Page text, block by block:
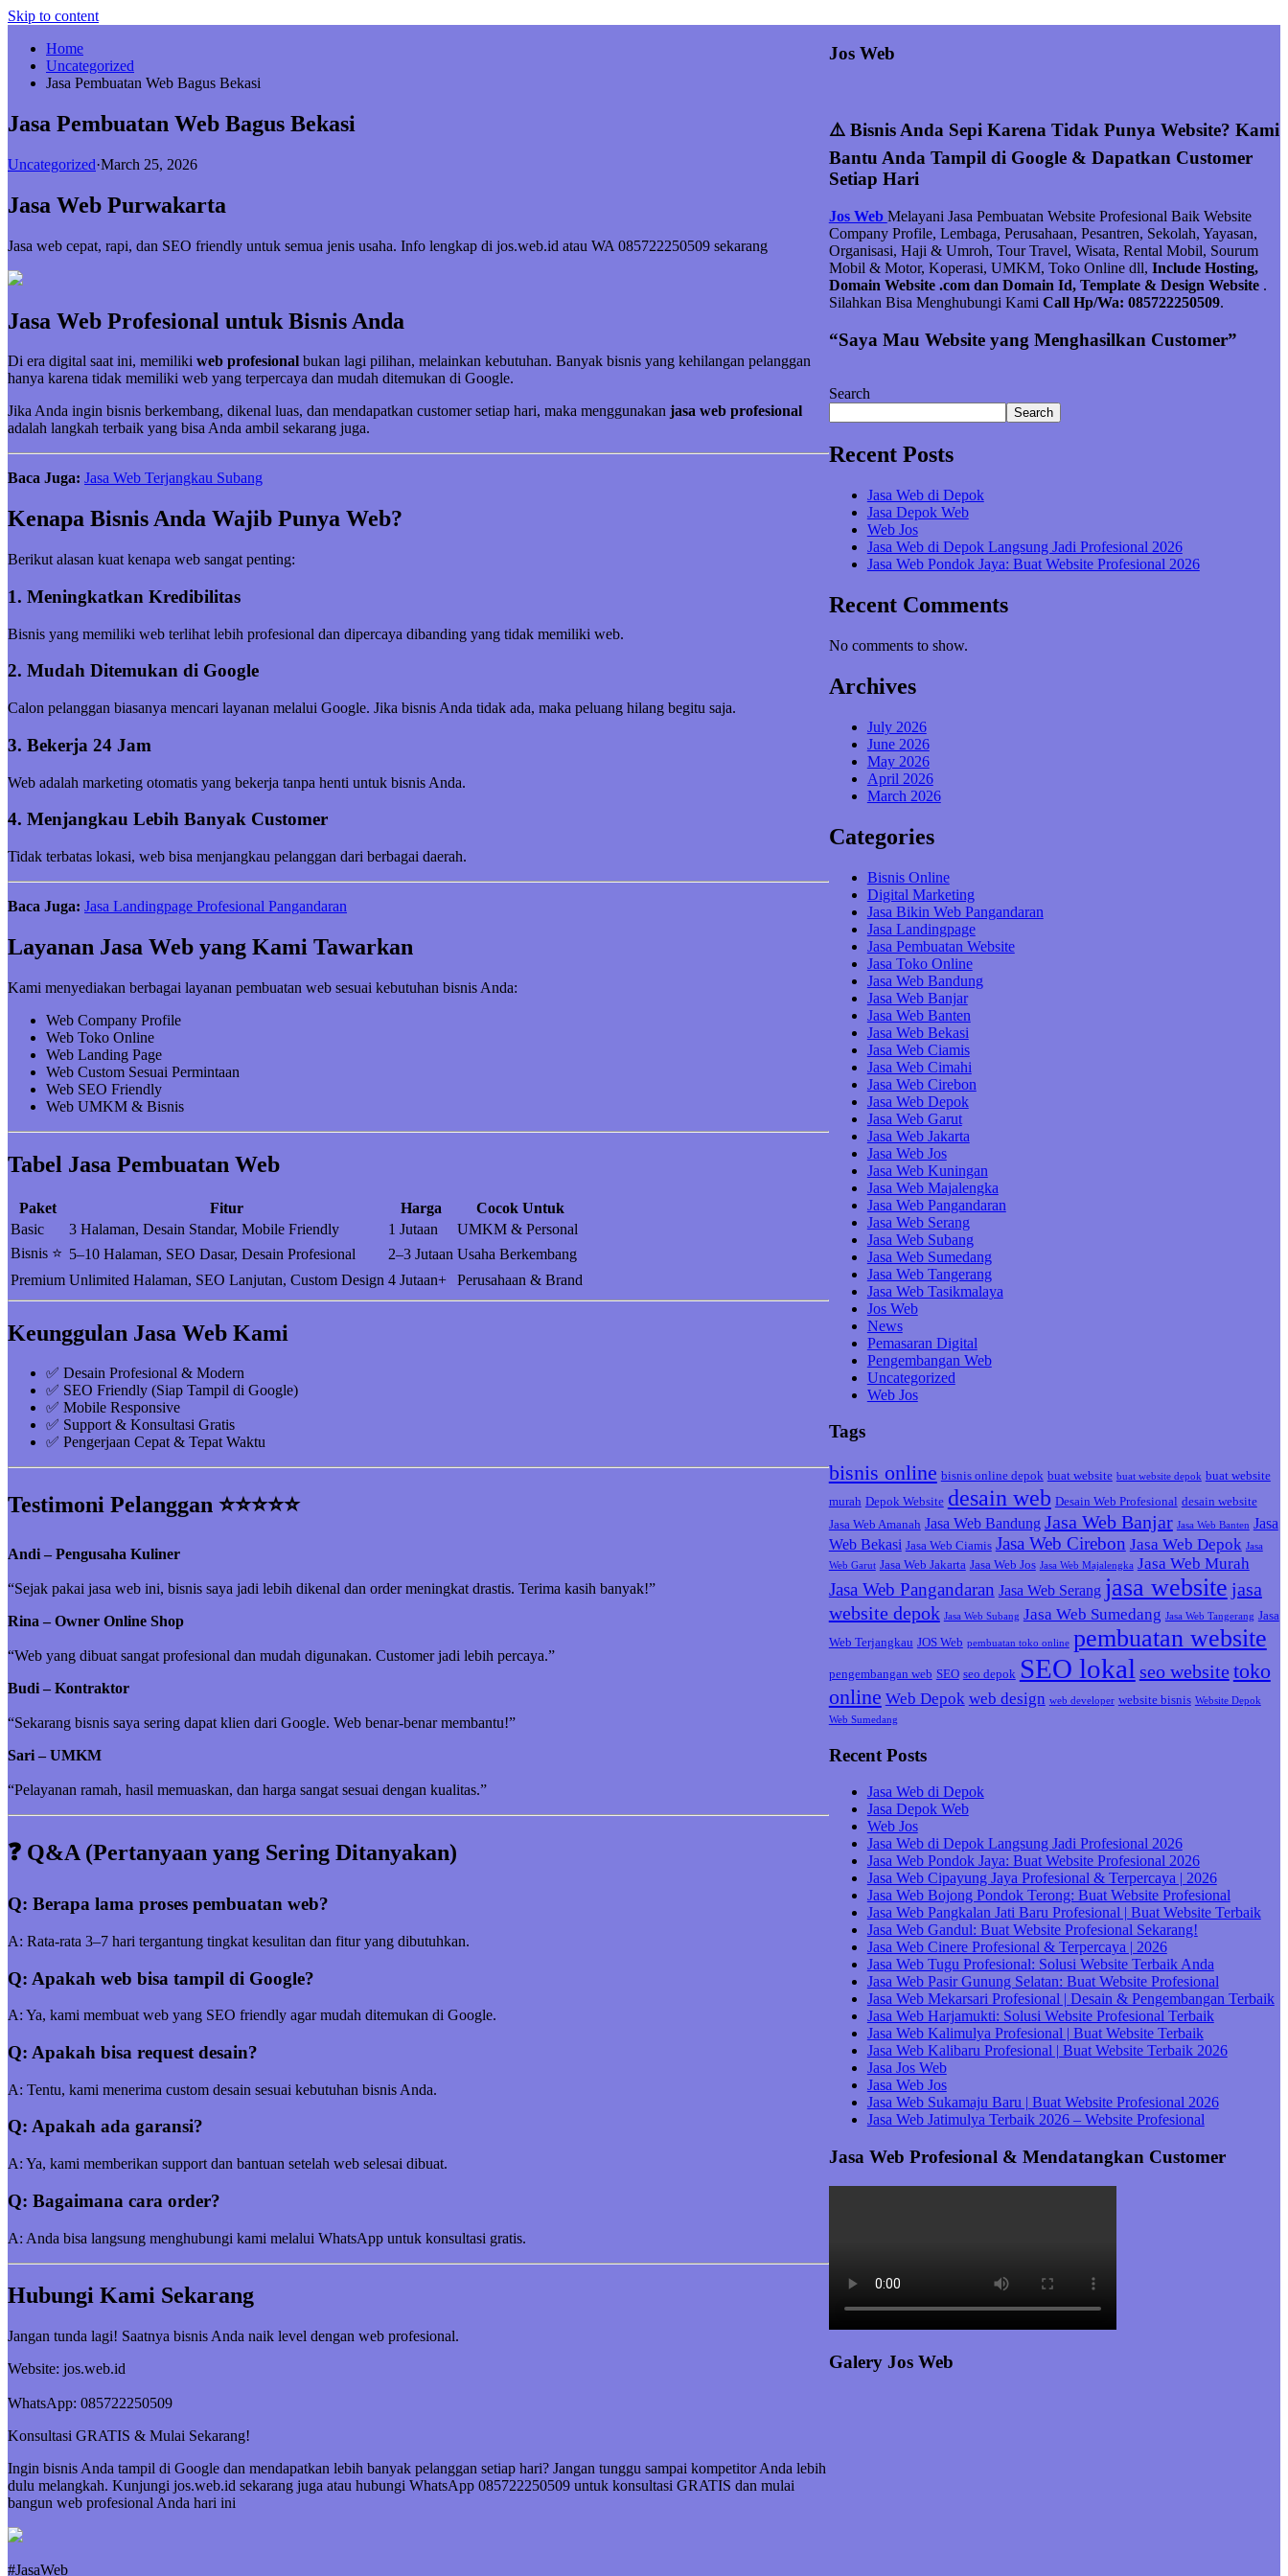
Skip to content
Home
Uncategorized
Jasa Pembuatan Web Bagus Bekasi
Jasa Pembuatan Web Bagus Bekasi
Uncategorized·March 25, 2026
Jasa Web Purwakarta
Jasa web cepat, rapi, dan SEO friendly untuk semua jenis usaha. Info lengkap di jos.web.id atau WA 085722250509 sekarang
Jasa Web Profesional untuk Bisnis Anda
Di era digital saat ini, memiliki web profesional bukan lagi pilihan, melainkan kebutuhan. Banyak bisnis yang kehilangan pelanggan
hanya karena tidak memiliki web yang terpercaya dan mudah ditemukan di Google.
Jika Anda ingin bisnis berkembang, dikenal luas, dan mendapatkan customer setiap hari, maka menggunakan jasa web profesional
adalah langkah terbaik yang bisa Anda ambil sekarang juga.
Baca Juga: Jasa Web Terjangkau Subang
Kenapa Bisnis Anda Wajib Punya Web?
Berikut alasan kuat kenapa web sangat penting:
1. Meningkatkan Kredibilitas
Bisnis yang memiliki web terlihat lebih profesional dan dipercaya dibanding yang tidak memiliki web.
2. Mudah Ditemukan di Google
Calon pelanggan biasanya mencari layanan melalui Google. Jika bisnis Anda tidak ada, maka peluang hilang begitu saja.
3. Bekerja 24 Jam
Web adalah marketing otomatis yang bekerja tanpa henti untuk bisnis Anda.
4. Menjangkau Lebih Banyak Customer
Tidak terbatas lokasi, web bisa menjangkau pelanggan dari berbagai daerah.
Baca Juga: Jasa Landingpage Profesional Pangandaran
Layanan Jasa Web yang Kami Tawarkan
Kami menyediakan berbagai layanan pembuatan web sesuai kebutuhan bisnis Anda:
Web Company Profile
Web Toko Online
Web Landing Page
Web Custom Sesuai Permintaan
Web SEO Friendly
Web UMKM & Bisnis
Tabel Jasa Pembuatan Web
Paket Fitur Harga
Cocok Untuk
Basic
3 Halaman, Desain Standar, Mobile Friendly 1 Jutaan
UMKM & Personal
Bisnis ⭐ 5–10 Halaman, SEO Dasar, Desain Profesional 2–3 Jutaan Usaha Berkembang
Premium Unlimited Halaman, SEO Lanjutan, Custom Design 4 Jutaan+ Perusahaan & Brand
Keunggulan Jasa Web Kami
✅ Desain Profesional & Modern
✅ SEO Friendly (Siap Tampil di Google)
✅ Mobile Responsive
✅ Support & Konsultasi Gratis
✅ Pengerjaan Cepat & Tepat Waktu
Testimoni Pelanggan ⭐⭐⭐⭐⭐
Andi – Pengusaha Kuliner
“Sejak pakai jasa web ini, bisnis saya jadi lebih dikenal dan order meningkat drastis. Terima kasih banyak!”
Rina – Owner Online Shop
“Web yang dibuat sangat profesional dan mudah digunakan. Customer jadi lebih percaya.”
Budi – Kontraktor
“Sekarang bisnis saya sering dapat klien dari Google. Web benar-benar membantu!”
Sari – UMKM
“Pelayanan ramah, hasil memuaskan, dan harga sangat sesuai dengan kualitas.”
❓ Q&A (Pertanyaan yang Sering Ditanyakan)
Q: Berapa lama proses pembuatan web?
A: Rata-rata 3–7 hari tergantung tingkat kesulitan dan fitur yang dibutuhkan.
Q: Apakah web bisa tampil di Google?
A: Ya, kami membuat web yang SEO friendly agar mudah ditemukan di Google.
Q: Apakah bisa request desain?
A: Tentu, kami menerima custom desain sesuai kebutuhan bisnis Anda.
Q: Apakah ada garansi?
A: Ya, kami memberikan support dan bantuan setelah web selesai dibuat.
Q: Bagaimana cara order?
A: Anda bisa langsung menghubungi kami melalui WhatsApp untuk konsultasi gratis.
Hubungi Kami Sekarang
Jangan tunda lagi! Saatnya bisnis Anda naik level dengan web profesional.
Website: jos.web.id
WhatsApp: 085722250509
Konsultasi GRATIS & Mulai Sekarang!
Ingin bisnis Anda tampil di Google dan mendapatkan lebih banyak pelanggan setiap hari? Jangan tunggu sampai kompetitor Anda lebih
dulu melangkah. Kunjungi jos.web.id sekarang juga atau hubungi WhatsApp 085722250509 untuk konsultasi GRATIS dan mulai
bangun web profesional Anda hari ini
#JasaWeb
Jos Web
⚠️ Bisnis Anda Sepi Karena Tidak Punya Website? Kami
Bantu Anda Tampil di Google & Dapatkan Customer
Setiap Hari
Jos Web Melayani Jasa Pembuatan Website Profesional Baik Website
Company Profile, Lembaga, Perusahaan, Pesantren, Sekolah, Yayasan,
Organisasi, Haji & Umroh, Tour Travel, Wisata, Rental Mobil, Sourum
Mobil & Motor, Koperasi, UMKM, Toko Online dll, Include Hosting,
Domain Website .com dan Domain Id, Template & Design Website .
Silahkan Bisa Menghubungi Kami Call Hp/Wa: 085722250509.
“Saya Mau Website yang Menghasilkan Customer”
Search
Search
Recent Posts
Jasa Web di Depok
Jasa Depok Web
Web Jos
Jasa Web di Depok Langsung Jadi Profesional 2026
Jasa Web Pondok Jaya: Buat Website Profesional 2026
Recent Comments
No comments to show.
Archives
July 2026
June 2026
May 2026
April 2026
March 2026
Categories
Bisnis Online
Digital Marketing
Jasa Bikin Web Pangandaran
Jasa Landingpage
Jasa Pembuatan Website
Jasa Toko Online
Jasa Web Bandung
Jasa Web Banjar
Jasa Web Banten
Jasa Web Bekasi
Jasa Web Ciamis
Jasa Web Cimahi
Jasa Web Cirebon
Jasa Web Depok
Jasa Web Garut
Jasa Web Jakarta
Jasa Web Jos
Jasa Web Kuningan
Jasa Web Majalengka
Jasa Web Pangandaran
Jasa Web Serang
Jasa Web Subang
Jasa Web Sumedang
Jasa Web Tangerang
Jasa Web Tasikmalaya
Jos Web
News
Pemasaran Digital
Pengembangan Web
Uncategorized
Web Jos
Tags
bisnis online bisnis online depok buat website buat website depok buat website
murah Depok Website desain web Desain Web Profesional desain website
Jasa Web Amanah Jasa Web Bandung Jasa Web Banjar Jasa Web Banten Jasa
Web Bekasi Jasa Web Ciamis Jasa Web Cirebon Jasa Web Depok Jasa
Web Garut Jasa Web Jakarta Jasa Web Jos Jasa Web Majalengka Jasa Web Murah
Jasa Web Pangandaran Jasa Web Serang jasa website jasa
website depok Jasa Web Subang Jasa Web Sumedang Jasa Web Tangerang Jasa
Web Terjangkau JOS Web pembuatan toko online pembuatan website
pengembangan web SEO seo depok SEO lokal seo website toko
online Web Depok web design web developer website bisnis Website Depok
Web Sumedang
Recent Posts
Jasa Web di Depok
Jasa Depok Web
Web Jos
Jasa Web di Depok Langsung Jadi Profesional 2026
Jasa Web Pondok Jaya: Buat Website Profesional 2026
Jasa Web Cipayung Jaya Profesional & Terpercaya | 2026
Jasa Web Bojong Pondok Terong: Buat Website Profesional
Jasa Web Pangkalan Jati Baru Profesional | Buat Website Terbaik
Jasa Web Gandul: Buat Website Profesional Sekarang!
Jasa Web Cinere Profesional & Terpercaya | 2026
Jasa Web Tugu Profesional: Solusi Website Terbaik Anda
Jasa Web Pasir Gunung Selatan: Buat Website Profesional
Jasa Web Mekarsari Profesional | Desain & Pengembangan Terbaik
Jasa Web Harjamukti: Solusi Website Profesional Terbaik
Jasa Web Kalimulya Profesional | Buat Website Terbaik
Jasa Web Kalibaru Profesional | Buat Website Terbaik 2026
Jasa Jos Web
Jasa Web Jos
Jasa Web Sukamaju Baru | Buat Website Profesional 2026
Jasa Web Jatimulya Terbaik 2026 – Website Profesional
Jasa Web Profesional & Mendatangkan Customer
Galery Jos Web